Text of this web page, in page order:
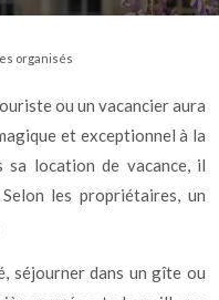
organisés
ou un vacancier aura
et exceptionnel à la
sa location de vacance, il
les propriétaires, un
séjourner dans un gîte ou